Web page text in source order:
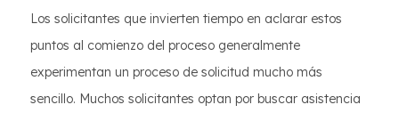
Los solicitantes que invierten tiempo en aclarar estos
puntos al comienzo del proceso generalmente
experimentan un proceso de solicitud mucho más
sencillo. Muchos solicitantes optan por buscar asistencia